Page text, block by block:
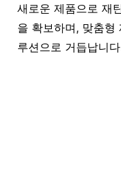
새로운 제품으로 재
을 확보하며, 맞춤형
루션으로 거듭납니